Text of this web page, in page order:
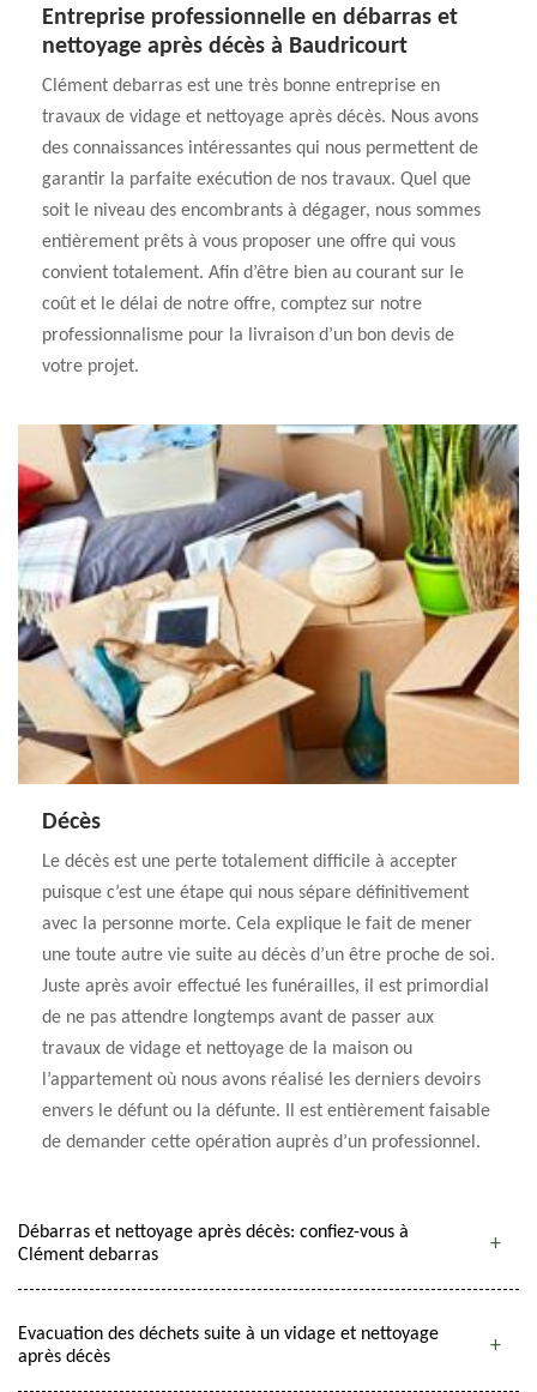
Entreprise professionnelle en débarras et
nettoyage après décès à Baudricourt
Clément debarras est une très bonne entreprise en
travaux de vidage et nettoyage après décès. Nous avons
des connaissances intéressantes qui nous permettent de
garantir la parfaite exécution de nos travaux. Quel que
soit le niveau des encombrants à dégager, nous sommes
entièrement prêts à vous proposer une offre qui vous
convient totalement. Afin d’être bien au courant sur le
coût et le délai de notre offre, comptez sur notre
professionnalisme pour la livraison d’un bon devis de
votre projet.
Décès
Le décès est une perte totalement difficile à accepter
puisque c’est une étape qui nous sépare définitivement
avec la personne morte. Cela explique le fait de mener
une toute autre vie suite au décès d’un être proche de soi.
Juste après avoir effectué les funérailles, il est primordial
de ne pas attendre longtemps avant de passer aux
travaux de vidage et nettoyage de la maison ou
l’appartement où nous avons réalisé les derniers devoirs
envers le défunt ou la défunte. Il est entièrement faisable
de demander cette opération auprès d’un professionnel.
Débarras et nettoyage après décès: confiez-vous à
Clément debarras
Evacuation des déchets suite à un vidage et nettoyage
après décès